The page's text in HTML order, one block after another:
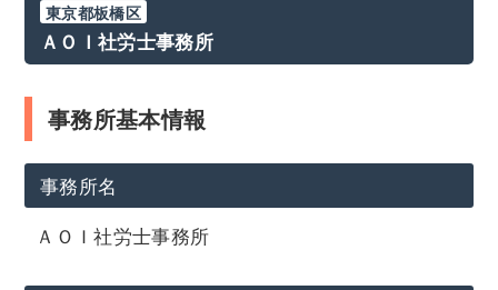
東京都板橋区
ＡＯＩ社労士事務所
事務所基本情報
事務所名
ＡＯＩ社労士事務所